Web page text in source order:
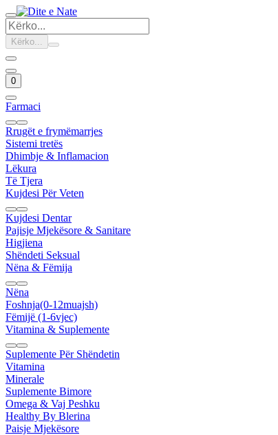
Kërko...
0
Farmaci
Rrugët e frymëmarrjes
Sistemi tretës
Dhimbje & Inflamacion
Lëkura
Të Tjera
Kujdesi Për Veten
Kujdesi Dentar
Pajisje Mjekësore & Sanitare
Higjiena
Shëndeti Seksual
Nëna & Fëmija
Nëna
Foshnja(0-12muajsh)
Fëmijë (1-6vjec)
Vitamina & Suplemente
Suplemente Për Shëndetin
Vitamina
Minerale
Suplemente Bimore
Omega & Vaj Peshku
Healthy By Blerina
Paisje Mjekësore